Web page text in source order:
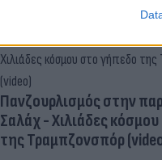
Πανζουρλισμός στην
Σαλάχ - Χιλιάδες
της Τραμπζονσπόρ